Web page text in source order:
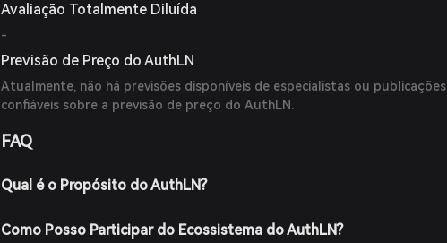
Avaliação Totalmente Diluída
-
Previsão de Preço do AuthLN
Atualmente, não há previsões disponíveis de especialistas ou publicações
confiáveis sobre a previsão de preço do AuthLN.
FAQ
Qual é o Propósito do AuthLN?
Como Posso Participar do Ecossistema do AuthLN?